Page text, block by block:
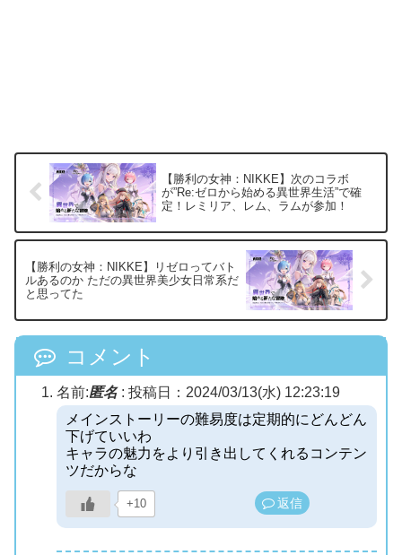
【勝利の女神：NIKKE】次のコラボ
が”Re:ゼロから始める異世界生活”で確
定！レミリア、レム、ラムが参加！
【勝利の女神：NIKKE】リゼロってバト
ルあるのか ただの異世界美少女日常系だ
と思ってた
コメント
名前:匿名: 投稿日：2024/03/13(水) 12:23:19
メインストーリーの難易度は定期的にどんどん
下げていいわ
キャラの魅力をより引き出してくれるコンテン
ツだからな
+10 返信